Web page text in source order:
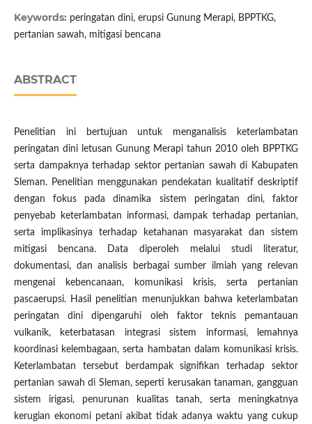
Keywords: peringatan dini, erupsi Gunung Merapi, BPPTKG,
pertanian sawah, mitigasi bencana
ABSTRACT
Penelitian ini bertujuan untuk menganalisis keterlambatan
peringatan dini letusan Gunung Merapi tahun 2010 oleh BPPTKG
serta dampaknya terhadap sektor pertanian sawah di Kabupaten
Sleman. Penelitian menggunakan pendekatan kualitatif deskriptif
dengan fokus pada dinamika sistem peringatan dini, faktor
penyebab keterlambatan informasi, dampak terhadap pertanian,
serta implikasinya terhadap ketahanan masyarakat dan sistem
mitigasi bencana. Data diperoleh melalui studi literatur,
dokumentasi, dan analisis berbagai sumber ilmiah yang relevan
mengenai kebencanaan, komunikasi krisis, serta pertanian
pascaerupsi. Hasil penelitian menunjukkan bahwa keterlambatan
peringatan dini dipengaruhi oleh faktor teknis pemantauan
vulkanik, keterbatasan integrasi sistem informasi, lemahnya
koordinasi kelembagaan, serta hambatan dalam komunikasi krisis.
Keterlambatan tersebut berdampak signifikan terhadap sektor
pertanian sawah di Sleman, seperti kerusakan tanaman, gangguan
sistem irigasi, penurunan kualitas tanah, serta meningkatnya
kerugian ekonomi petani akibat tidak adanya waktu yang cukup